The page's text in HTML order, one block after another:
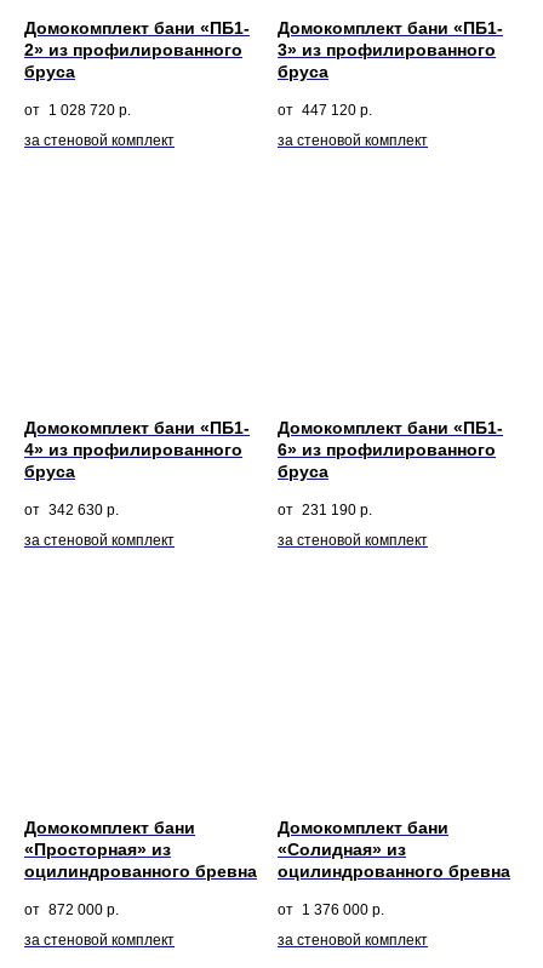
Домокомплект бани «ПБ1-
2» из профилированного
бруса
1 028 720 р.
за стеновой комплект
Домокомплект бани «ПБ1-
3» из профилированного
бруса
447 120 р.
за стеновой комплект
Домокомплект бани «ПБ1-
4» из профилированного
бруса
342 630 р.
за стеновой комплект
Домокомплект бани «ПБ1-
6» из профилированного
бруса
231 190 р.
за стеновой комплект
Домокомплект бани
«Просторная» из
оцилиндрованного бревна
872 000 р.
за стеновой комплект
Домокомплект бани
«Солидная» из
оцилиндрованного бревна
1 376 000 р.
за стеновой комплект
ЭТАПЫ РАБОТЫ